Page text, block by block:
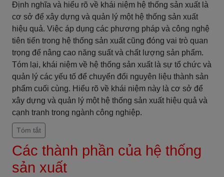
Định nghĩa và hiểu rõ về khái niệm hệ thống sản xuất là
cơ sở để xây dựng và quản lý một hệ thống sản xuất
hiệu quả. Việc áp dụng các phương pháp và công nghệ
tiên tiến trong hệ thống sản xuất cũng đóng vai trò quan
trọng để nâng cao năng suất và chất lượng sản phẩm.
Tóm lại, khái niệm về hệ thống sản xuất là sự tổ chức và
quản lý các yếu tố để chuyển đổi nguyên liệu thành sản
phẩm cuối cùng. Hiểu rõ về khái niệm này là cơ sở để
xây dựng và quản lý một hệ thống sản xuất hiệu quả và
cạnh tranh trong ngành công nghiệp.
Tóm tắt
Các thành phần của hệ thống
sản xuất